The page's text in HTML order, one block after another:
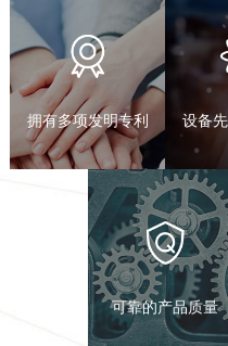
拥有多项发明专利 设备
可靠的产品质量